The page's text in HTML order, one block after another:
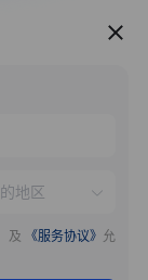
服务推荐
及 《服务协议》 允